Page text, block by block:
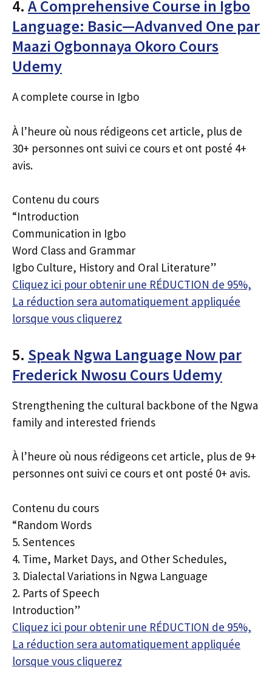
4. A Comprehensive Course in Igbo
Language: Basic—Advanved One par
Maazi Ogbonnaya Okoro Cours
Udemy
A complete course in Igbo
À l’heure où nous rédigeons cet article, plus de
30+ personnes ont suivi ce cours et ont posté 4+
avis.
Contenu du cours
“Introduction
Communication in Igbo
Word Class and Grammar
Igbo Culture, History and Oral Literature”
Cliquez ici pour obtenir une RÉDUCTION de 95%,
La réduction sera automatiquement appliquée
lorsque vous cliquerez
5. Speak Ngwa Language Now par
Frederick Nwosu Cours Udemy
Strengthening the cultural backbone of the Ngwa
family and interested friends
À l’heure où nous rédigeons cet article, plus de 9+
personnes ont suivi ce cours et ont posté 0+ avis.
Contenu du cours
“Random Words
5. Sentences
4. Time, Market Days, and Other Schedules,
3. Dialectal Variations in Ngwa Language
2. Parts of Speech
Introduction”
Cliquez ici pour obtenir une RÉDUCTION de 95%,
La réduction sera automatiquement appliquée
lorsque vous cliquerez